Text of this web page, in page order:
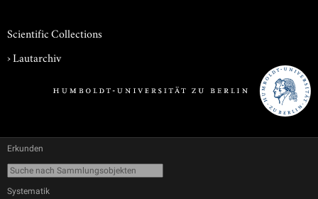
Scientific Collections
›Lautarchiv
Erkunden
Systematik